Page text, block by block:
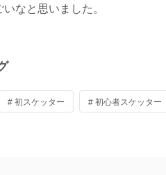
なと思いました。
# 初スケッター # 初心者スケッター